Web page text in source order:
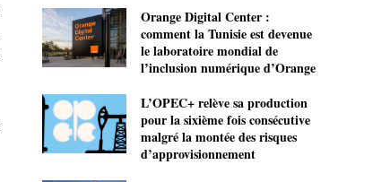
Orange Digital Center :
comment la Tunisie est devenue
le laboratoire mondial de
l’inclusion numérique d’Orange
L’OPEC+ relève sa production
pour la sixième fois consécutive
malgré la montée des risques
d’approvisionnement